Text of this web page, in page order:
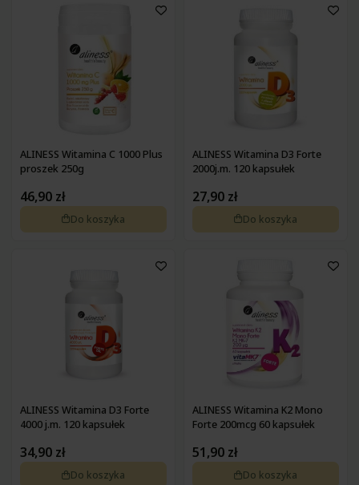
ALINESS Witamina C 1000 Plus
proszek 250g
46,90 zł
Do koszyka
ALINESS Witamina D3 Forte
2000j.m. 120 kapsułek
27,90 zł
Do koszyka
ALINESS Witamina D3 Forte
4000 j.m. 120 kapsułek
34,90 zł
Do koszyka
ALINESS Witamina K2 Mono
Forte 200mcg 60 kapsułek
51,90 zł
Do koszyka